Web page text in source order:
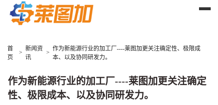
首
页
>
新闻资
讯
>
作为新能源行业的加工厂----莱图加更关注确定性、极限成
本、以及协同研发力。
作为新能源行业的加工厂----莱图加更关注确定
性、极限成本、以及协同研发力。